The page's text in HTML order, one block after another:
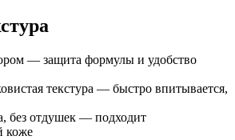
— защита формулы и удобство
текстура — быстро впитывается,
без отдушек — подходит
коже